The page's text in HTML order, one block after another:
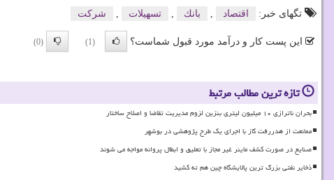
تگهای خبر:
اقتصاد , بانك , تسهیلات , شركت
این پست کار و درآمد مورد قبول شماست؟ (1)
(0)
تازه ترین مطالب مرتبط
بحران ناترازی ۱۰ میلیون لیتری بنزین لزوم مدیریت تقاضا و اصلاح ساختار
ممانعت از هدررفت گاز با اجرای یک طرح پژوهشی در بوشهر
صنایع در صورت کشف ماینر غیر مجاز با تعلیق و ابطال پروانه مواجه می شوند
ذخایر نفتی بزرگ ترین پالایشگاه چین هم ته کشید